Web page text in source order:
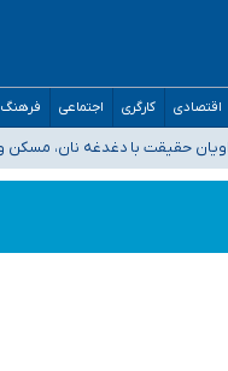
اقتصادی کارگری اجتماعی
تخصصی فرماندهی صحنه
راویان حقیقت با دغدغه نان، مسکن و
شیوع عفونت‌های تنفسی در
نشده است/ از رئیس جمهور
مدارس ایرانی امارات در